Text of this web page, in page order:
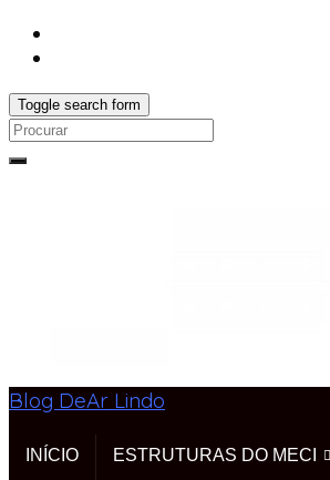
Toggle search form
Search
Blog DeAr Lindo
INÍCIO ESTRUTURAS DO MECI